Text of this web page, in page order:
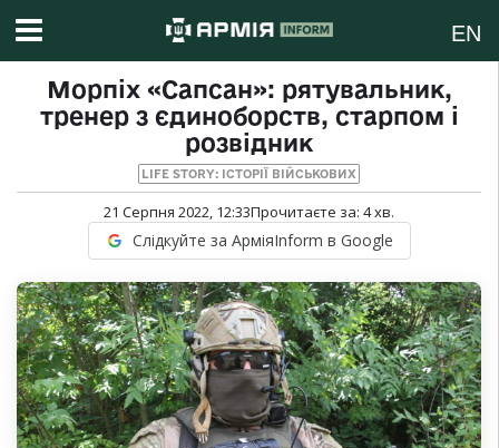
EN
Морпіх «Сапсан»: рятувальник,
тренер з єдиноборств, старпом і
розвідник
LIFE STORY: ІСТОРІЇ ВІЙСЬКОВИХ
21 Серпня 2022, 12:33Прочитаєте за: 4хв.
Слідкуйте за АрміяInform в Google